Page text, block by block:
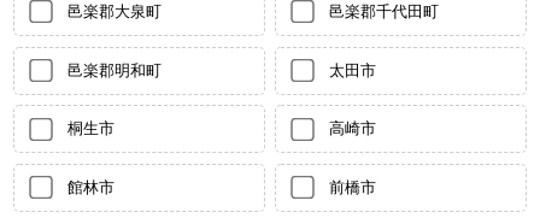
邑楽郡大泉町 邑楽郡千代田町
邑楽郡明和町 太田市
桐生市 高崎市
館林市 前橋市